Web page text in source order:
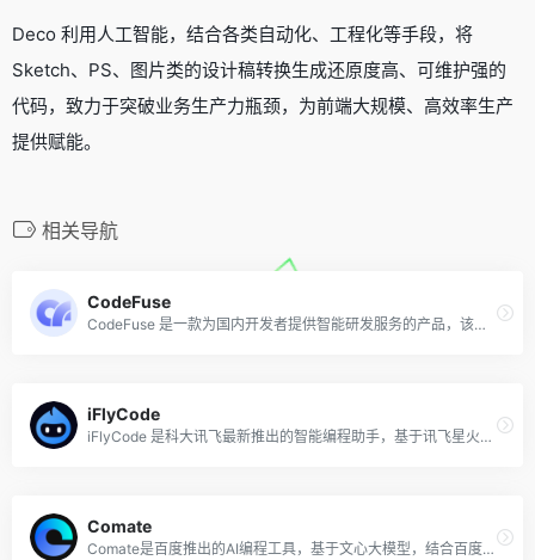
Deco 利用人工智能，结合各类自动化、工程化等手段，将
Sketch、PS、图片类的设计稿转换生成还原度高、可维护强的
代码，致力于突破业务生产力瓶颈，为前端大规模、高效率生产
提供赋能。
相关导航
CodeFuse
CodeFuse 是一款为国内开发者提供智能研发服务的产品，该产品是基于蚂蚁集团自研的基础大模型进行微调的代码大模型。CodeFuse 具备代码补全、添加注释、解释代码、生成单测，以及代码优化功能，以帮助开发者更快、更轻松地编写代码。
iFlyCode
iFlyCode 是科大讯飞最新推出的智能编程助手，基于讯飞星火认知大模型，可以帮助开发人员编程更轻松，创意更自由。该AI编程工具拥有代码生成、代码补齐、代码纠错、代码解释、生成单元测试等功能。
Comate
Comate是百度推出的AI编程工具，基于文心大模型，结合百度积累多年的编程现场大数据和外部优秀开源数据，为开发人员生成更符合实际研发场景的优质代码，现已向企业开放试用申请。